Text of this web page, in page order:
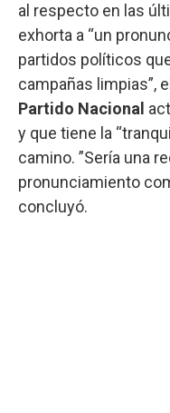
al respecto en las
exhorta a “un
partidos políticos
campañas limpias”,
Partido Nacional
y que tiene la
camino. ”Sería una
pronunciamiento
concluyó.